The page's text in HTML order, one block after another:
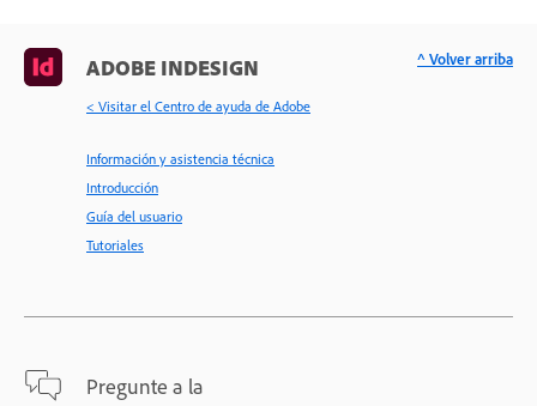
ADOBE INDESIGN
< Visitar el Centro de ayuda de Adobe
Información y asistencia técnica
Introducción
Guía del usuario
Tutoriales
Pregunte a la
^ Volver arriba